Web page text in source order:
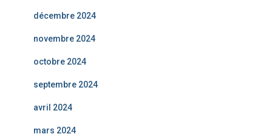
décembre 2024
novembre 2024
octobre 2024
septembre 2024
avril 2024
mars 2024